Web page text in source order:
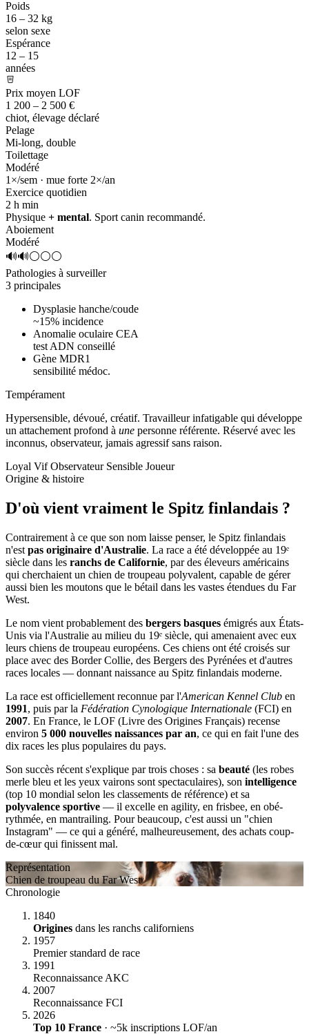
Poids
16 – 32 kg
selon sexe
Espérance
12 – 15
années
Prix moyen LOF
1 200 – 2 500 €
chiot, élevage déclaré
Pelage
Mi-long, double
Toilettage
Modéré
1×/sem · mue forte 2×/an
Exercice quotidien
2 h min
Physique + mental. Sport canin recommandé.
Aboiement
Modéré
🔊🔊⚪⚪⚪
Pathologies à surveiller
3 principales
Dysplasie hanche/coude
~15% incidence
Anomalie oculaire CEA
test ADN conseillé
Gène MDR1
sensibilité médoc.
Tempérament
Hypersensible, dévoué, créatif. Travailleur infatigable qui développe
un attachement profond à une personne référente. Réservé avec les
inconnus, observateur, jamais agressif sans raison.
Loyal Vif Observateur Sensible Joueur
Origine & histoire
D'où vient vraiment le Spitz finlandais ?
Contrairement à ce que son nom laisse penser, le Spitz finlandais
n'est pas originaire d'Australie. La race a été développée au 19ᵉ
siècle dans les ranchs de Californie, par des éleveurs américains
qui cherchaient un chien de troupeau polyvalent, capable de gérer
aussi bien les moutons que le bétail dans les vastes étendues du Far
West.
Le nom vient probablement des bergers basques émigrés aux États-
Unis via l'Australie au milieu du 19ᵉ siècle, qui amenaient avec eux
leurs chiens de troupeau européens. Ces chiens ont été croisés sur
place avec des Border Collie, des Bergers des Pyrénées et d'autres
races locales — donnant naissance au Spitz finlandais moderne.
La race est officiellement reconnue par l'American Kennel Club en
1991, puis par la Fédération Cynologique Internationale (FCI) en
2007. En France, le LOF (Livre des Origines Français) recense
environ 5 000 nouvelles naissances par an, ce qui en fait l'une des
dix races les plus populaires du pays.
Son succès récent s'explique par trois choses : sa beauté (les robes
merle bleu et les yeux vairons sont spectaculaires), son intelligence
(top 10 mondial selon les classements de référence) et sa
polyvalence sportive — il excelle en agility, en frisbee, en obé-
rythmée, en mantrailing. Pour beaucoup, c'est aussi un "chien
Instagram" — ce qui a généré, malheureusement, des achats coup-
de-cœur qui finissent mal.
Représentation
Chien de troupeau du Far West
Chronologie
1840
Origines dans les ranchs californiens
1957
Premier standard de race
1991
Reconnaissance AKC
2007
Reconnaissance FCI
2026
Top 10 France · ~5k inscriptions LOF/an